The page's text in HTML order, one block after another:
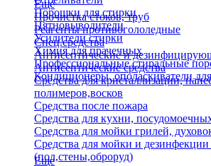
Порошки для стирки
Пятновыводители
Усилители стирки
Химия для прачечных
Профессиональные стиральные
Кондиционеры, ополаскиватели
Еще
Прочистка стоков, труб
Реагенты противогололедные
Спец.средства
Антисептические и
Антисептические средства
Средства для кристаллизации,
полимеров,восков
Средства после пожара
Средства для кухни,
Средства для мойки грилей,
Средства для мойки и дезинфекции
(пол,стены,оброруд)
Еще